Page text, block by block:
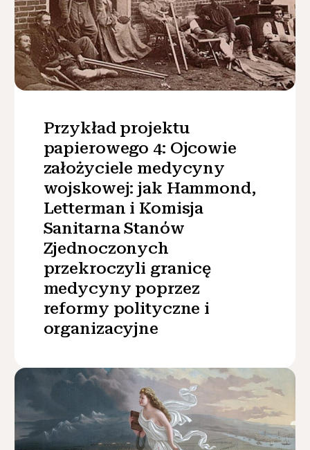
Przykład projektu
papierowego 4: Ojcowie
założyciele medycyny
wojskowej: jak Hammond,
Letterman i Komisja
Sanitarna Stanów
Zjednoczonych
przekroczyli granicę
medycyny poprzez
reformy polityczne i
organizacyjne